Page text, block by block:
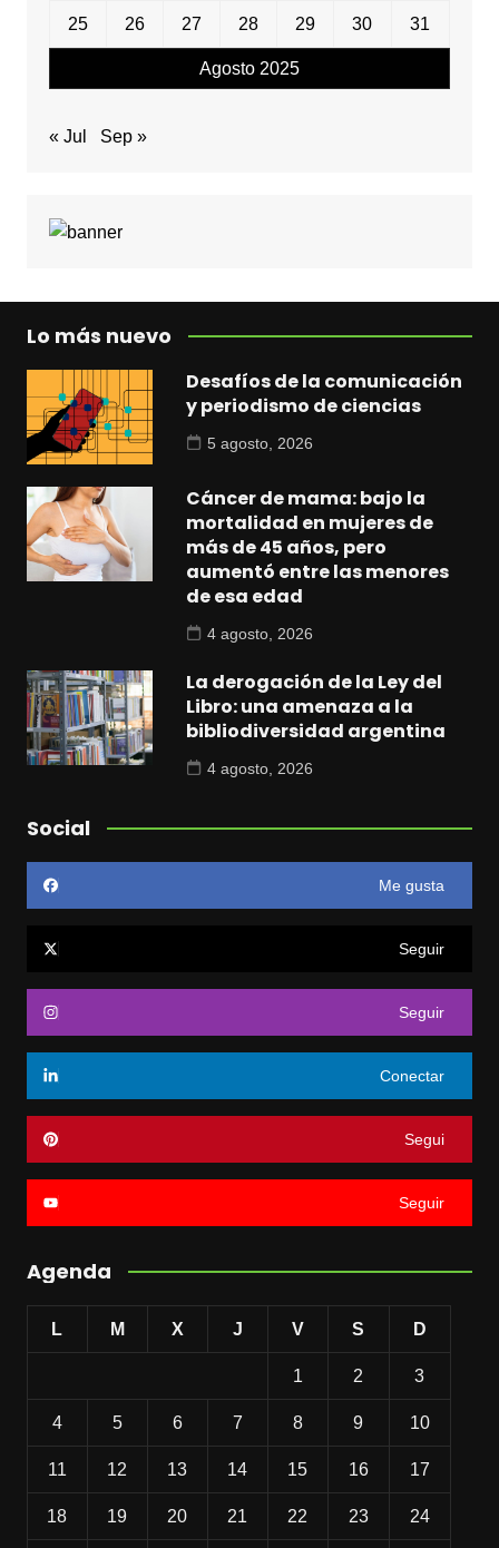
Agosto 2025
25 26 27 28 29 30 31
« Jul Sep »
Lo más nuevo
Desafíos de la comunicación
y periodismo de ciencias
5 agosto, 2026
Cáncer de mama: bajo la
mortalidad en mujeres de
más de 45 años, pero
aumentó entre las menores
de esa edad
4 agosto, 2026
La derogación de la Ley del
Libro: una amenaza a la
bibliodiversidad argentina
4 agosto, 2026
Social
Me gusta
Seguir
Seguir
Conectar
Segui
Seguir
Agenda
L M X J V S D
1 2 3
4 5 6 7 8 9 10
11 12 13 14 15 16 17
18 19 20 21 22 23 24